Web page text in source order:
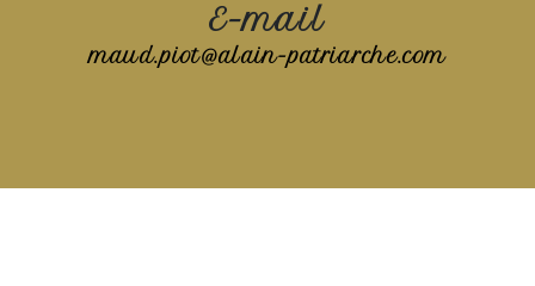
E-mail
maud.piot@alain-patriarche.com